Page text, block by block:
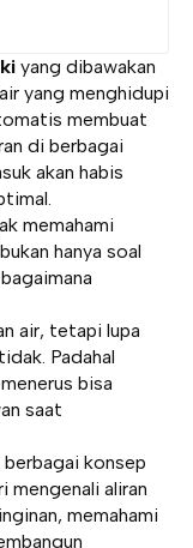
yang dibawakan
yang menghidupi
membuat
di berbagai
akan habis
memahami
hanya soal
air, tetapi lupa
Padahal
bisa
saat
konsep
mengenali aliran
memahami